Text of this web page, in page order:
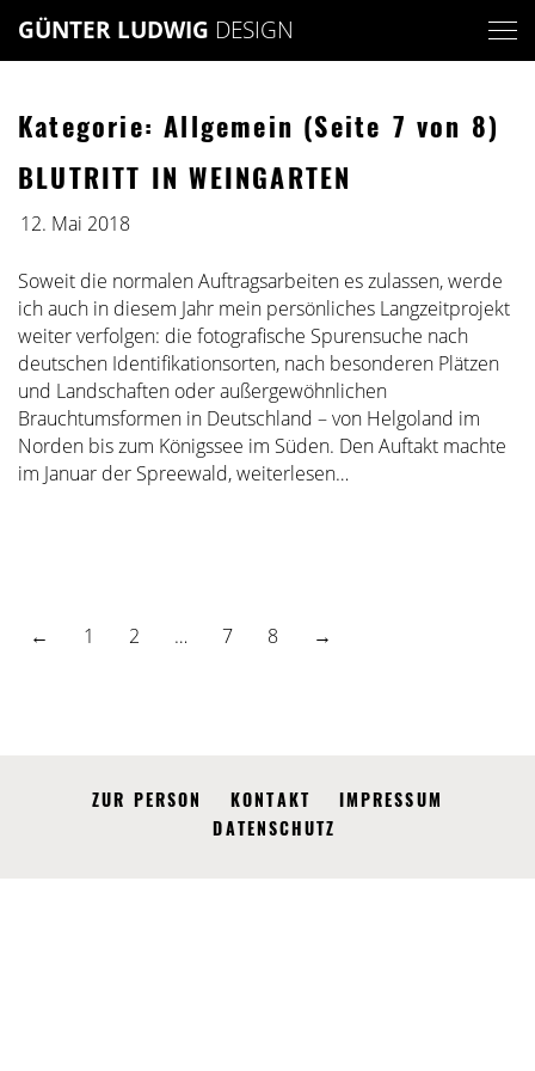
content
GÜNTER LUDWIG DESIGN
Kategorie: Allgemein (Seite 7 von 8)
BLUTRITT IN WEINGARTEN
12. Mai 2018
Soweit die normalen Auftragsarbeiten es zulassen, werde
ich auch in diesem Jahr mein persönliches Langzeitprojekt
weiter verfolgen: die fotografische Spurensuche nach
deutschen Identifikationsorten, nach besonderen Plätzen
und Landschaften oder außergewöhnlichen
Brauchtumsformen in Deutschland – von Helgoland im
Norden bis zum Königssee im Süden. Den Auftakt machte
im Januar der Spreewald,weiterlesen…
← 1 2 … 7 8 →
ZUR PERSON KONTAKT
IMPRESSUM
DATENSCHUTZ